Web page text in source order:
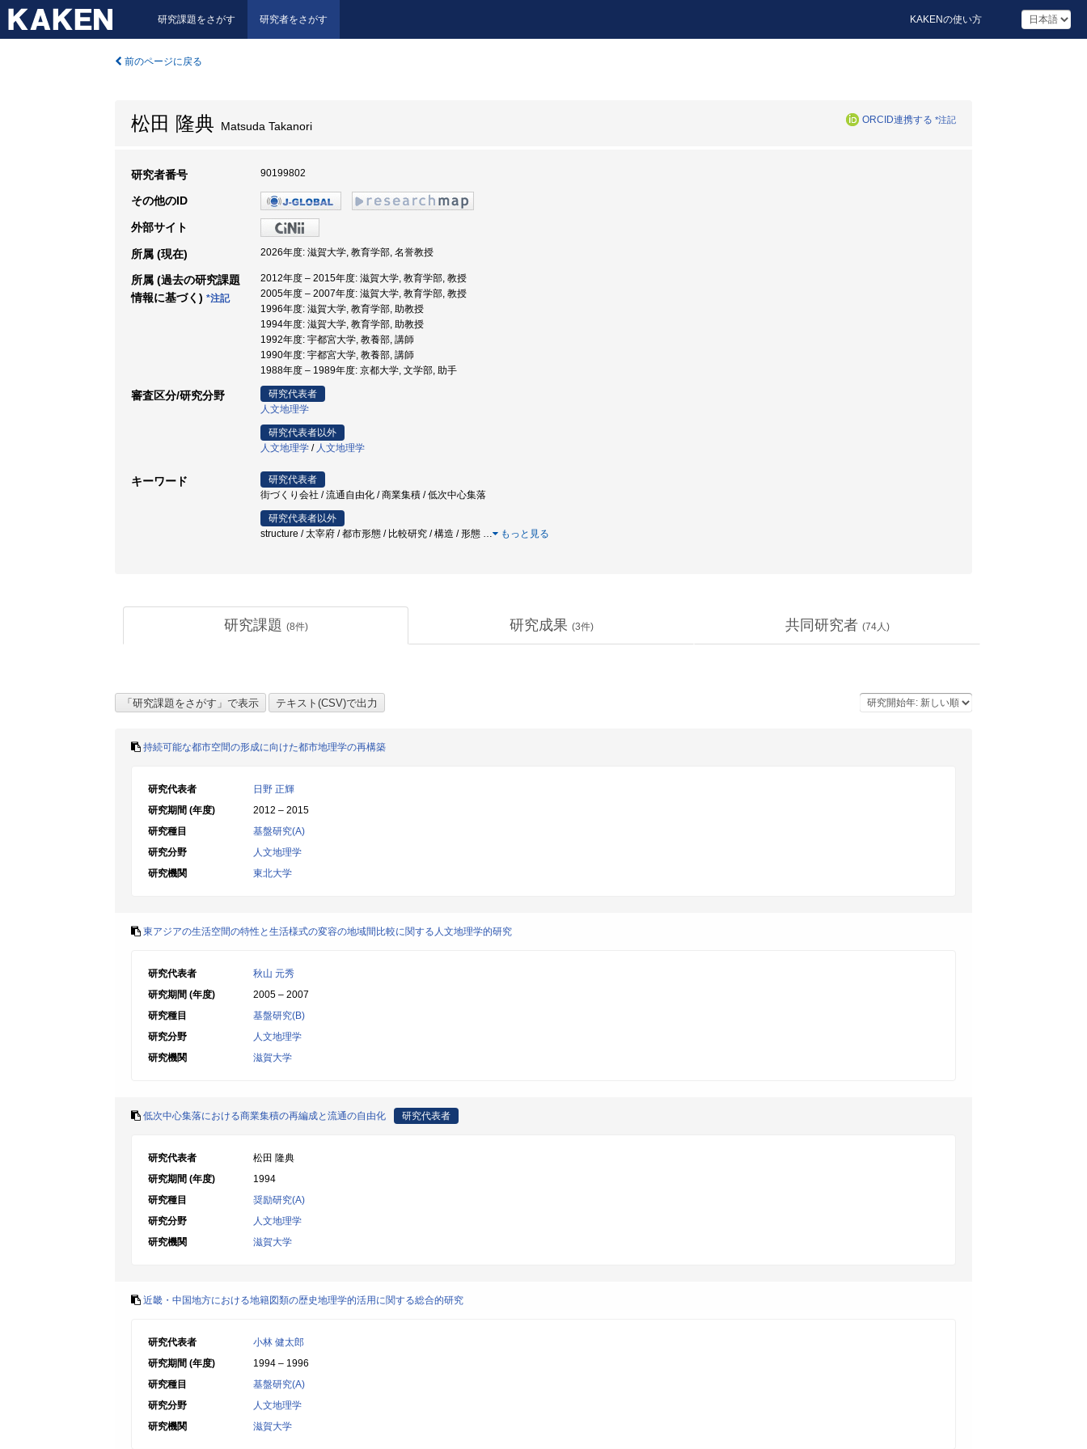
研究課題をさがす 研究者をさがす KAKENの使い方
前のページに戻る
松田 隆典 Matsuda Takanori ORCID連携する *注記
研究者番号 90199802
その他のID
外部サイト
所属 (現在) 2026年度: 滋賀大学, 教育学部, 名誉教授
所属 (過去の研究課題
情報に基づく) *注記
2012年度 – 2015年度: 滋賀大学, 教育学部, 教授
2005年度 – 2007年度: 滋賀大学, 教育学部, 教授
1996年度: 滋賀大学, 教育学部, 助教授
1994年度: 滋賀大学, 教育学部, 助教授
1992年度: 宇都宮大学, 教養部, 講師
1990年度: 宇都宮大学, 教養部, 講師
1988年度 – 1989年度: 京都大学, 文学部, 助手
審査区分/研究分野
研究代表者
人文地理学
研究代表者以外
人文地理学 / 人文地理学
キーワード
研究代表者
街づくり会社 / 流通自由化 / 商業集積 / 低次中心集落
研究代表者以外
structure / 太宰府 / 都市形態 / 比較研究 / 構造 / 形態 … もっと見る
研究課題 (8件) 研究成果 (3件) 共同研究者 (74人)
持続可能な都市空間の形成に向けた都市地理学の再構築
研究代表者
日野 正輝
研究期間 (年度)
2012 – 2015
研究種目
基盤研究(A)
研究分野
人文地理学
研究機関
東北大学
東アジアの生活空間の特性と生活様式の変容の地域間比較に関する人文地理学的研究
研究代表者
秋山 元秀
研究期間 (年度)
2005 – 2007
研究種目
基盤研究(B)
研究分野
人文地理学
研究機関
滋賀大学
低次中心集落における商業集積の再編成と流通の自由化 研究代表者
研究代表者
松田 隆典
研究期間 (年度)
1994
研究種目
奨励研究(A)
研究分野
人文地理学
研究機関
滋賀大学
近畿・中国地方における地籍図類の歴史地理学的活用に関する総合的研究
研究代表者
小林 健太郎
研究期間 (年度)
1994 – 1996
研究種目
基盤研究(A)
研究分野
人文地理学
研究機関
滋賀大学